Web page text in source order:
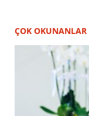
ÇOK OKUNANLAR